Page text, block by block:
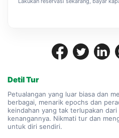
Detil Tur
Petualangan yang luar biasa dan
berbagai, menarik epochs dan
keindahan yang tak terlupakan
kenangannya. Nikmati tur dan
untuk diri sendiri.